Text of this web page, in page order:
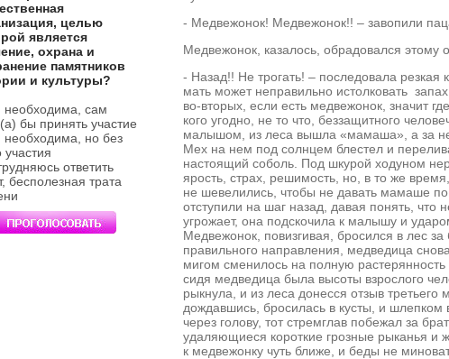
- Медвежонок! Медвежонок!! – завопили
Медвежонок, казалось, обрадовался этому
- Назад!! Не трогать! – последовала
мать может неправильно истолковать
во-вторых, если есть медвежонок, значит
кого угодно, не то что, беззащитного
малышом, из леса вышла «мамаша», а за
Мех на нем под солнцем блестел и
настоящий соболь. Под шкурой ходуном
ярость, страх, решимость, но, в то же
не шевелились, чтобы не давать мамаше
отступили на шаг назад, давая понять,
угрожает, она подскочила к малышу и
Медвежонок, повизгивая, бросился в лес
правильного направления, медведица
мигом сменилось на полную
сидя медведица была высоты взрослого
рыкнула, и из леса донесся отзыв
дождавшись, бросилась в кусты, и шлепком
через голову, тот стремглав побежал за
удаляющиеся короткие грозные рыканья
к медвежонку чуть ближе, и беды не
целью
является
охрана и
памятников
и культуры?
необходима, сам
бы принять участие
необходима, но без
участия
ответить
бесполезная трата